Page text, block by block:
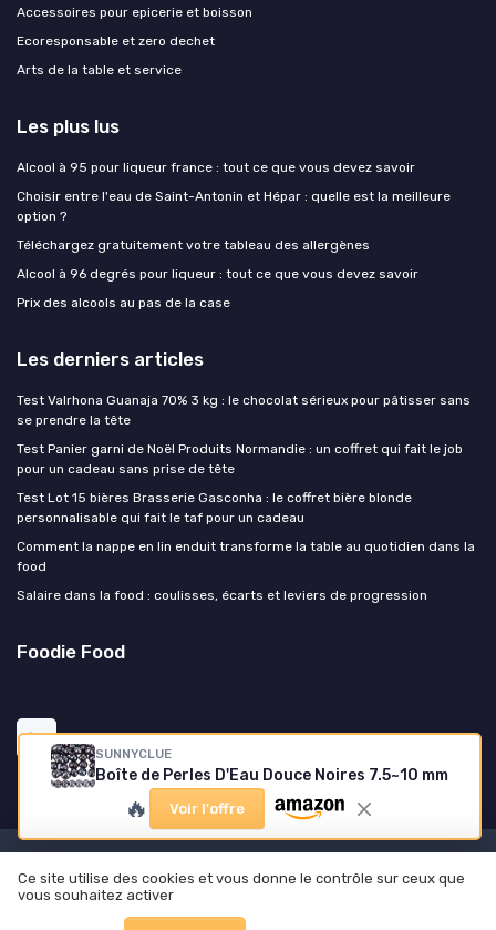
SUNNYCLUE
Boîte de Perles D'Eau Douce Noires 7.5~10 mm
🔥 Voir l'offre
Accessoires pour epicerie et boisson
Ecoresponsable et zero dechet
Arts de la table et service
Les plus lus
Alcool à 95 pour liqueur france : tout ce que vous devez savoir
Choisir entre l'eau de Saint-Antonin et Hépar : quelle est la meilleure
option ?
Téléchargez gratuitement votre tableau des allergènes
Alcool à 96 degrés pour liqueur : tout ce que vous devez savoir
Prix des alcools au pas de la case
Les derniers articles
Test Valrhona Guanaja 70% 3 kg : le chocolat sérieux pour pâtisser sans
se prendre la tête
Test Panier garni de Noël Produits Normandie : un coffret qui fait le job
pour un cadeau sans prise de tête
Test Lot 15 bières Brasserie Gasconha : le coffret bière blonde
personnalisable qui fait le taf pour un cadeau
Comment la nappe en lin enduit transforme la table au quotidien dans la
food
Salaire dans la food : coulisses, écarts et leviers de progression
Foodie Food
Ce site utilise des cookies et vous donne le contrôle sur ceux que
vous souhaitez activer